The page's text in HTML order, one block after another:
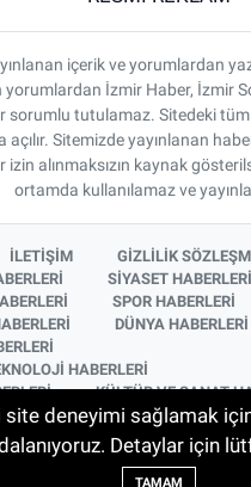
içerik ve yorumlardan
yorumlardan İzmir Haber, İzmir
sorumlu tutulamaz. Sitedeki tüm
açılır. Sitemizde yayınlanan
alınmaksızın kaynak
ortamda kullanılamaz ve
İLETİŞİM
GİZLİLİK
SİYASET HABERLERİ
SPOR HABERLERİ
DÜNYA HABERLERİ
HABERLERİ
KÜLTÜR VE SANAT
YAŞAM HABERLERİ
İZMİR HABERLERİ
HABERLERİ
site deneyimi sağlamak
Detaylar için
TAMAM